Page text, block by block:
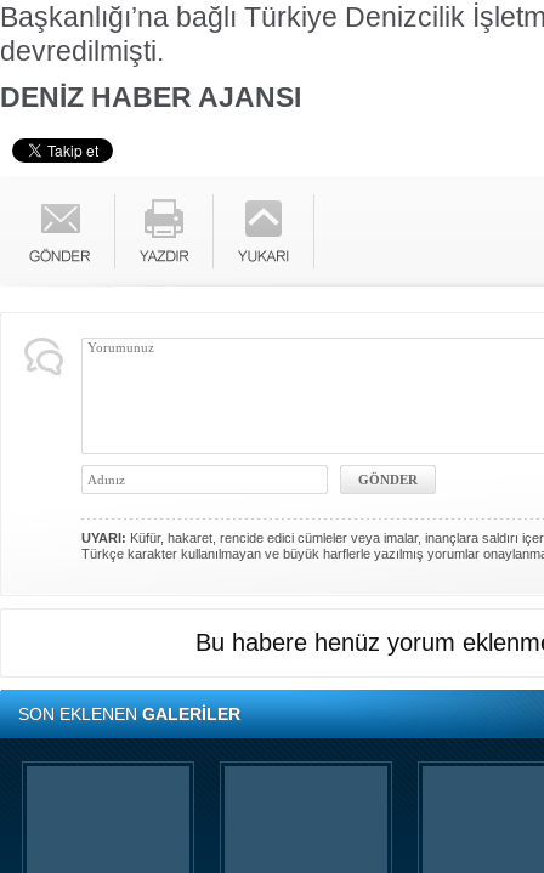
Başkanlığı’na bağlı Türkiye Denizcilik
devredilmişti.
DENİZ HABER AJANSI
UYARI: Küfür, hakaret, rencide edici cümleler veya imalar, inançlara saldırı
Türkçe karakter kullanılmayan ve büyük harflerle yazılmış yorumlar
Bu habere henüz yorum
SON EKLENENGALERİLER